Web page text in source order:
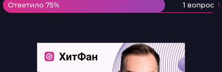
Ответило 75% 1 вопрос
Ответило 75%